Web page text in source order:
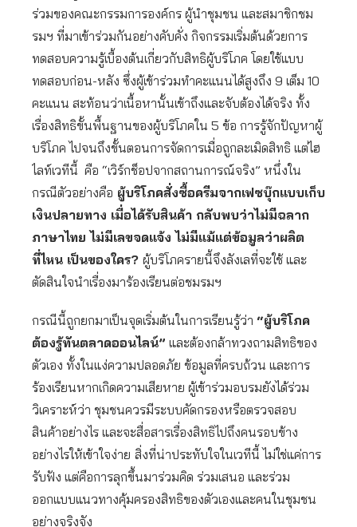
ร่วมของคณะกรรมการองค์กร ผู้นำชุมชน และสมาชิกชม
รมฯ ที่มาเข้าร่วมกันอย่างคับคั่ง กิจกรรมเริ่มต้นด้วยการ
ทดสอบความรู้เบื้องต้นเกี่ยวกับสิทธิผู้บริโภค โดยใช้แบบ
ทดสอบก่อน-หลัง ซึ่งผู้เข้าร่วมทำคะแนนได้สูงถึง 9 เต็ม 10
คะแนน สะท้อนว่าเนื้อหานั้นเข้าถึงและจับต้องได้จริง ทั้ง
เรื่องสิทธิขั้นพื้นฐานของผู้บริโภคใน 5 ข้อ การรู้จักปัญหาผู้
บริโภค ไปจนถึงขั้นตอนการจัดการเมื่อถูกละเมิดสิทธิ แต่ไฮ
ไลท์เวทีนี้ คือ “เวิร์กช็อปจากสถานการณ์จริง” หนึ่งใน
กรณีตัวอย่างคือ ผู้บริโภคสั่งซื้อครีมจากเฟซบุ๊กแบบเก็บ
เงินปลายทาง เมื่อได้รับสินค้า กลับพบว่าไม่มีฉลาก
ภาษาไทย ไม่มีเลขจดแจ้ง ไม่มีแม้แต่ข้อมูลว่าผลิต
ที่ไหน เป็นของใคร? ผู้บริโภครายนี้จึงลังเลที่จะใช้ และ
ตัดสินใจนำเรื่องมาร้องเรียนต่อชมรมฯ
กรณีนี้ถูกยกมาเป็นจุดเริ่มต้นในการเรียนรู้ว่า “ผู้บริโภค
ต้องรู้ทันตลาดออนไลน์” และต้องกล้าทวงถามสิทธิของ
ตัวเอง ทั้งในแง่ความปลอดภัย ข้อมูลที่ครบถ้วน และการ
ร้องเรียนหากเกิดความเสียหาย ผู้เข้าร่วมอบรมยังได้ร่วม
วิเคราะห์ว่า ชุมชนควรมีระบบคัดกรองหรือตรวจสอบ
สินค้าอย่างไร และจะสื่อสารเรื่องสิทธิไปถึงคนรอบข้าง
อย่างไรให้เข้าใจง่าย สิ่งที่น่าประทับใจในเวทีนี้ ไม่ใช่แค่การ
รับฟัง แต่คือการลุกขึ้นมาร่วมคิด ร่วมเสนอ และร่วม
ออกแบบแนวทางคุ้มครองสิทธิของตัวเองและคนในชุมชน
อย่างจริงจัง